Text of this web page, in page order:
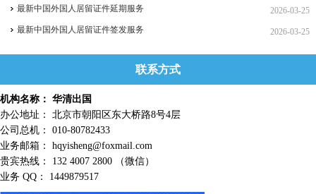
2026-03-25
最新中国外国人居留证件延期服务
2026-03-25
最新中国外国人居留证件签发服务
联系方式
机构名称： 华清出国
办公地址： 北京市朝阳区东大桥路8号4层
公司总机： 010-80782433
业务邮箱： hqyisheng@foxmail.com
贵宾热线： 132 4007 2800 （微信）
业务 QQ： 1449879517